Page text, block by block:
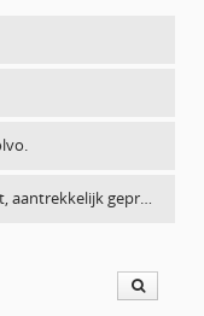
aantrekkelijk gepr…